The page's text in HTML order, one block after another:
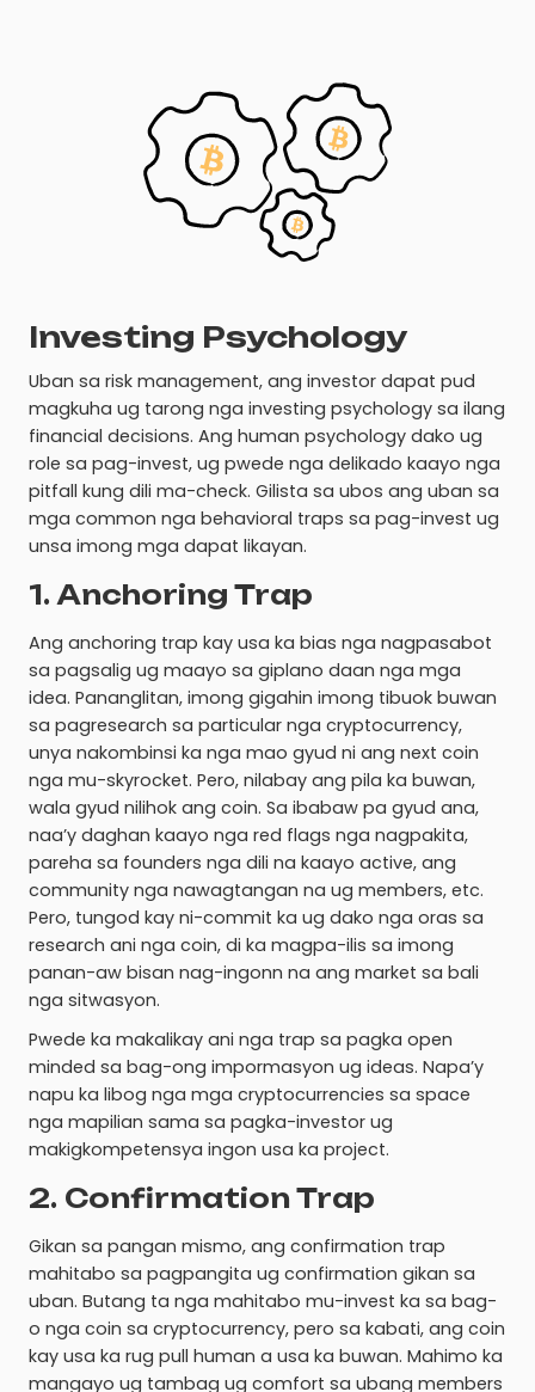
Investing Psychology
Uban sa risk management, ang investor dapat pud
magkuha ug tarong nga investing psychology sa ilang
financial decisions. Ang human psychology dako ug
role sa pag-invest, ug pwede nga delikado kaayo nga
pitfall kung dili ma-check. Gilista sa ubos ang uban sa
mga common nga behavioral traps sa pag-invest ug
unsa imong mga dapat likayan.
1. Anchoring Trap
Ang anchoring trap kay usa ka bias nga nagpasabot
sa pagsalig ug maayo sa giplano daan nga mga
idea. Pananglitan, imong gigahin imong tibuok buwan
sa pagresearch sa particular nga cryptocurrency,
unya nakombinsi ka nga mao gyud ni ang next coin
nga mu-skyrocket. Pero, nilabay ang pila ka buwan,
wala gyud nilihok ang coin. Sa ibabaw pa gyud ana,
naa’y daghan kaayo nga red flags nga nagpakita,
pareha sa founders nga dili na kaayo active, ang
community nga nawagtangan na ug members, etc.
Pero, tungod kay ni-commit ka ug dako nga oras sa
research ani nga coin, di ka magpa-ilis sa imong
panan-aw bisan nag-ingonn na ang market sa bali
nga sitwasyon.
Pwede ka makalikay ani nga trap sa pagka open
minded sa bag-ong impormasyon ug ideas. Napa’y
napu ka libog nga mga cryptocurrencies sa space
nga mapilian sama sa pagka-investor ug
makigkompetensya ingon usa ka project.
2. Confirmation Trap
Gikan sa pangan mismo, ang confirmation trap
mahitabo sa pagpangita ug confirmation gikan sa
uban. Butang ta nga mahitabo mu-invest ka sa bag-
o nga coin sa cryptocurrency, pero sa kabati, ang coin
kay usa ka rug pull human a usa ka buwan. Mahimo ka
mangayo ug tambag ug comfort sa ubang members